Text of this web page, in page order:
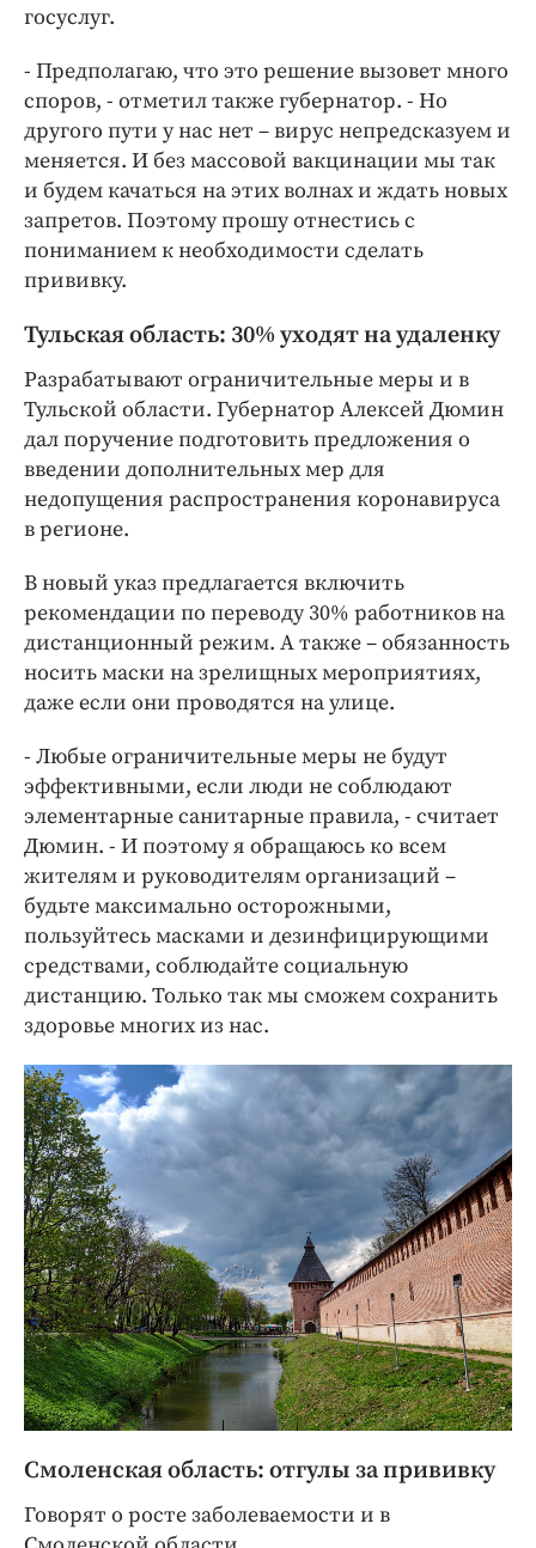
госуслуг.
- Предполагаю, что это решение вызовет много
споров, - отметил также губернатор. - Но
другого пути у нас нет – вирус непредсказуем и
меняется. И без массовой вакцинации мы так
и будем качаться на этих волнах и ждать новых
запретов. Поэтому прошу отнестись с
пониманием к необходимости сделать
прививку.
Тульская область: 30% уходят на удаленку
Разрабатывают ограничительные меры и в
Тульской области. Губернатор Алексей Дюмин
дал поручение подготовить предложения о
введении дополнительных мер для
недопущения распространения коронавируса
в регионе.
В новый указ предлагается включить
рекомендации по переводу 30% работников на
дистанционный режим. А также – обязанность
носить маски на зрелищных мероприятиях,
даже если они проводятся на улице.
- Любые ограничительные меры не будут
эффективными, если люди не соблюдают
элементарные санитарные правила, - считает
Дюмин. - И поэтому я обращаюсь ко всем
жителям и руководителям организаций –
будьте максимально осторожными,
пользуйтесь масками и дезинфицирующими
средствами, соблюдайте социальную
дистанцию. Только так мы сможем сохранить
здоровье многих из нас.
Смоленская область: отгулы за прививку
Говорят о росте заболеваемости и в